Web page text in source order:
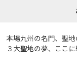
本場九州の名門、聖
３大聖地の夢、ここに